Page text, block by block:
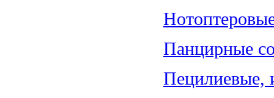
Панцирные
Пецилиевые,